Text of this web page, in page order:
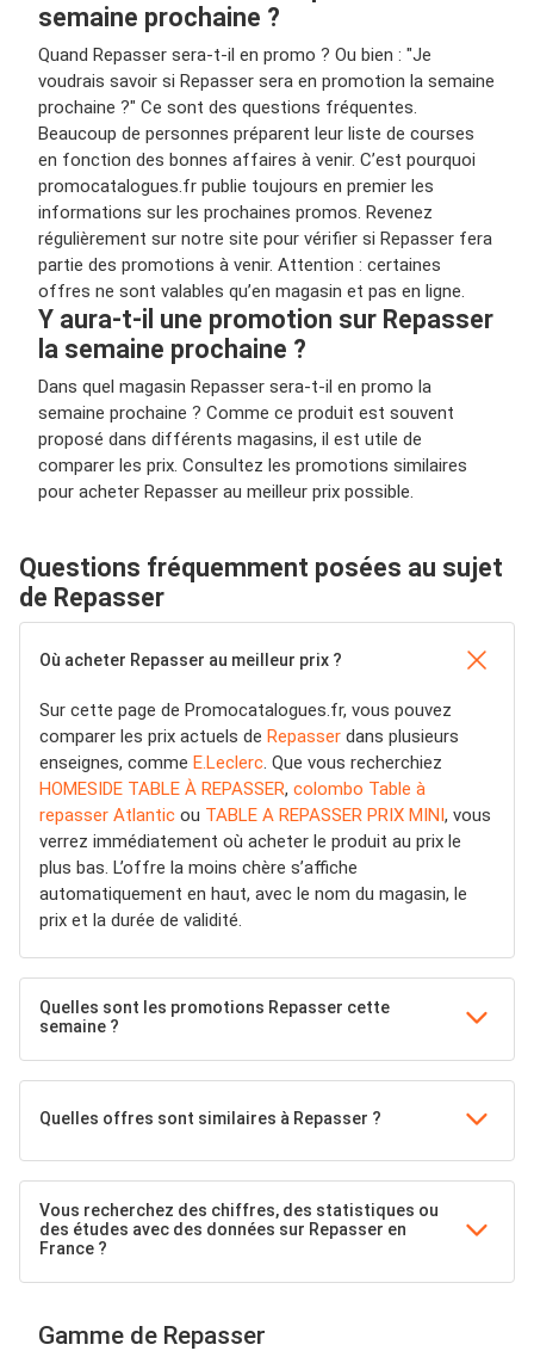
semaine prochaine ?
Quand Repasser sera-t-il en promo ? Ou bien : "Je
voudrais savoir si Repasser sera en promotion la semaine
prochaine ?" Ce sont des questions fréquentes.
Beaucoup de personnes préparent leur liste de courses
en fonction des bonnes affaires à venir. C’est pourquoi
promocatalogues.fr publie toujours en premier les
informations sur les prochaines promos. Revenez
régulièrement sur notre site pour vérifier si Repasser fera
partie des promotions à venir. Attention : certaines
offres ne sont valables qu’en magasin et pas en ligne.
Y aura-t-il une promotion sur Repasser
la semaine prochaine ?
Dans quel magasin Repasser sera-t-il en promo la
semaine prochaine ? Comme ce produit est souvent
proposé dans différents magasins, il est utile de
comparer les prix. Consultez les promotions similaires
pour acheter Repasser au meilleur prix possible.
Questions fréquemment posées au sujet
de Repasser
Où acheter Repasser au meilleur prix ?
Sur cette page de Promocatalogues.fr, vous pouvez
comparer les prix actuels de Repasser dans plusieurs
enseignes, comme E.Leclerc. Que vous recherchiez
HOMESIDE TABLE À REPASSER, colombo Table à
repasser Atlantic ou TABLE A REPASSER PRIX MINI, vous
verrez immédiatement où acheter le produit au prix le
plus bas. L’offre la moins chère s’affiche
automatiquement en haut, avec le nom du magasin, le
prix et la durée de validité.
Quelles sont les promotions Repasser cette
semaine ?
Quelles offres sont similaires à Repasser ?
Vous recherchez des chiffres, des statistiques ou
des études avec des données sur Repasser en
France ?
Gamme de Repasser